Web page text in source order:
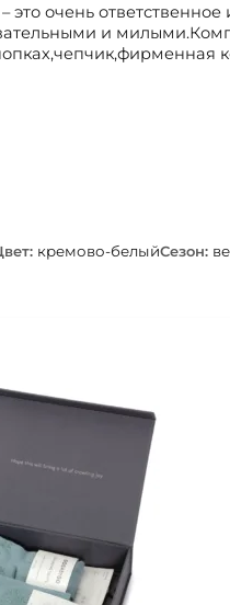
это очень
и
кремово-белыйСезон: